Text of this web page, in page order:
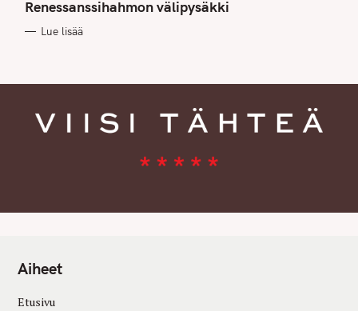
G
O
I
Renessanssihahmon välipysäkki
Lue lisää
Aiheet
Etusivu